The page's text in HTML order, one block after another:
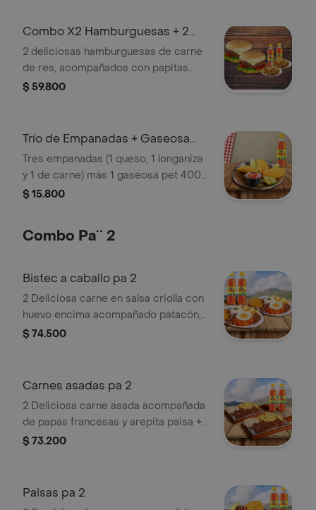
Combo X2 Hamburguesas + 2
Gaseosas 400ml
2 deliciosas hamburguesas de carne
de res, acompañados con papitas
casco y 2 gaseosas 400ml, sabor a
$ 59.800
Trío de Empanadas + Gaseosa
400 ml
Tres empanadas (1 queso, 1 longaniza
y 1 de carne) más 1 gaseosa pet 400
(sabor según disponibilidad)
$ 15.800
Combo Pa¨ 2
Bistec a caballo pa 2
2 Deliciosa carne en salsa criolla con
huevo encima acompañado patacón,
papa a la francesa y arroz + 2 gaseosa
$ 74.500
Carnes asadas pa 2
2 Deliciosa carne asada acompañada
de papas francesas y arepita paisa +
2 gaseosa pet 400
$ 73.200
Paisas pa 2